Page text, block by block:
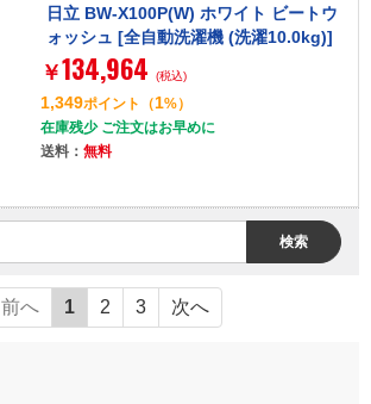
日立 BW-X100P(W) ホワイト ビートウ
ォッシュ [全自動洗濯機 (洗濯10.0kg)]
￥134,964 (税込)
1,349ポイント （1%）
在庫残少 ご注文はお早めに
送料： 無料
検索
前へ 1 2 3 次へ